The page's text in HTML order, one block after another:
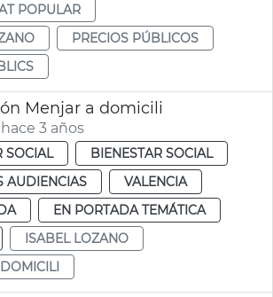
POPULAR
PRECIOS PÚBLICOS
Menjar a domicili
3 años
SOCIAL
BIENESTAR SOCIAL
AUDIENCIAS
VALENCIA
EN PORTADA TEMÁTICA
ISABEL LOZANO